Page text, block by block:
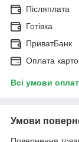
Післяплата
Готівка
ПриватБанк
Оплата
Всі умови
Умови